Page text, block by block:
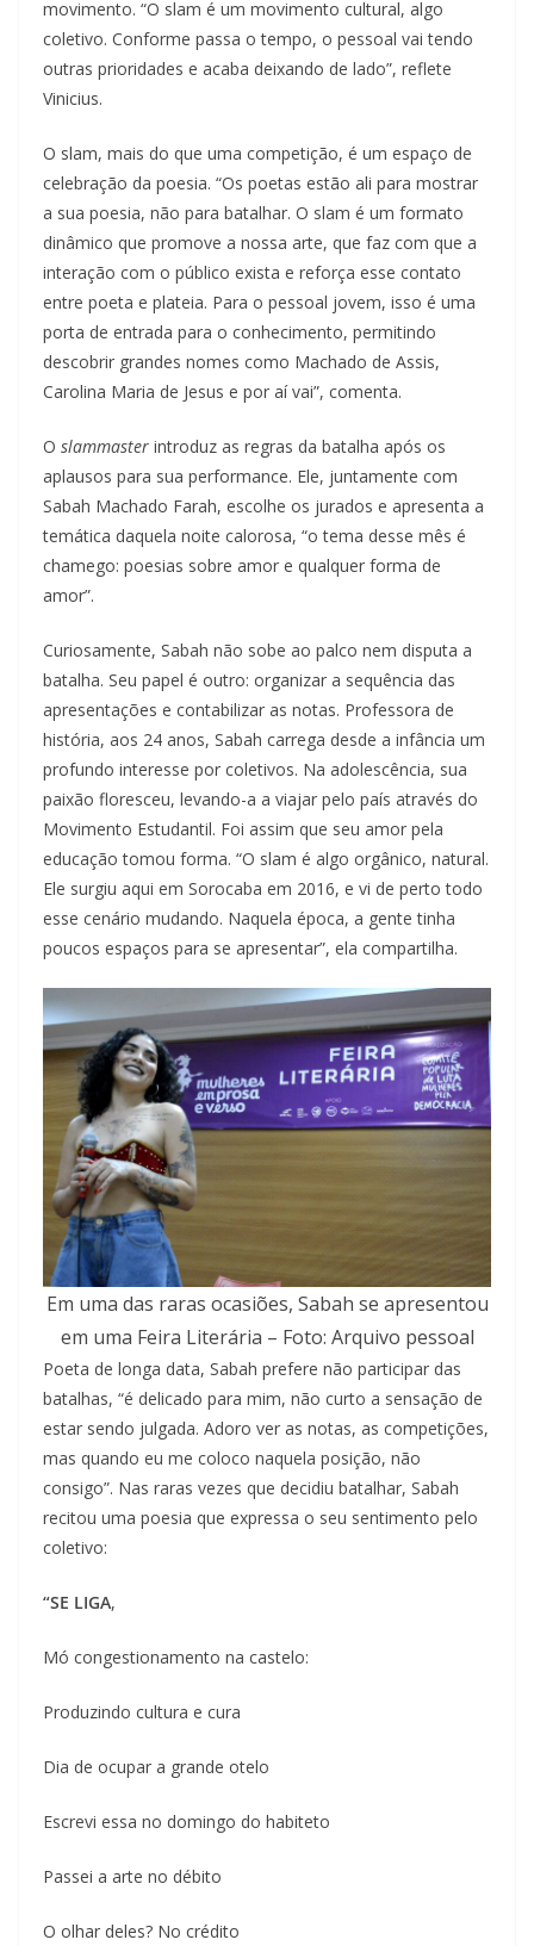
movimento. “O slam é um movimento cultural, algo
coletivo. Conforme passa o tempo, o pessoal vai tendo
outras prioridades e acaba deixando de lado”, reflete
Vinicius.
O slam, mais do que uma competição, é um espaço de
celebração da poesia. “Os poetas estão ali para mostrar
a sua poesia, não para batalhar. O slam é um formato
dinâmico que promove a nossa arte, que faz com que a
interação com o público exista e reforça esse contato
entre poeta e plateia. Para o pessoal jovem, isso é uma
porta de entrada para o conhecimento, permitindo
descobrir grandes nomes como Machado de Assis,
Carolina Maria de Jesus e por aí vai”, comenta.
O slammaster introduz as regras da batalha após os
aplausos para sua performance. Ele, juntamente com
Sabah Machado Farah, escolhe os jurados e apresenta a
temática daquela noite calorosa, “o tema desse mês é
chamego: poesias sobre amor e qualquer forma de
amor”.
Curiosamente, Sabah não sobe ao palco nem disputa a
batalha. Seu papel é outro: organizar a sequência das
apresentações e contabilizar as notas. Professora de
história, aos 24 anos, Sabah carrega desde a infância um
profundo interesse por coletivos. Na adolescência, sua
paixão floresceu, levando-a a viajar pelo país através do
Movimento Estudantil. Foi assim que seu amor pela
educação tomou forma. “O slam é algo orgânico, natural.
Ele surgiu aqui em Sorocaba em 2016, e vi de perto todo
esse cenário mudando. Naquela época, a gente tinha
poucos espaços para se apresentar”, ela compartilha.
Em uma das raras ocasiões, Sabah se apresentou
em uma Feira Literária – Foto: Arquivo pessoal
Poeta de longa data, Sabah prefere não participar das
batalhas, “é delicado para mim, não curto a sensação de
estar sendo julgada. Adoro ver as notas, as competições,
mas quando eu me coloco naquela posição, não
consigo”. Nas raras vezes que decidiu batalhar, Sabah
recitou uma poesia que expressa o seu sentimento pelo
coletivo:
“SE LIGA,
Mó congestionamento na castelo:
Produzindo cultura e cura
Dia de ocupar a grande otelo
Escrevi essa no domingo do habiteto
Passei a arte no débito
O olhar deles? No crédito